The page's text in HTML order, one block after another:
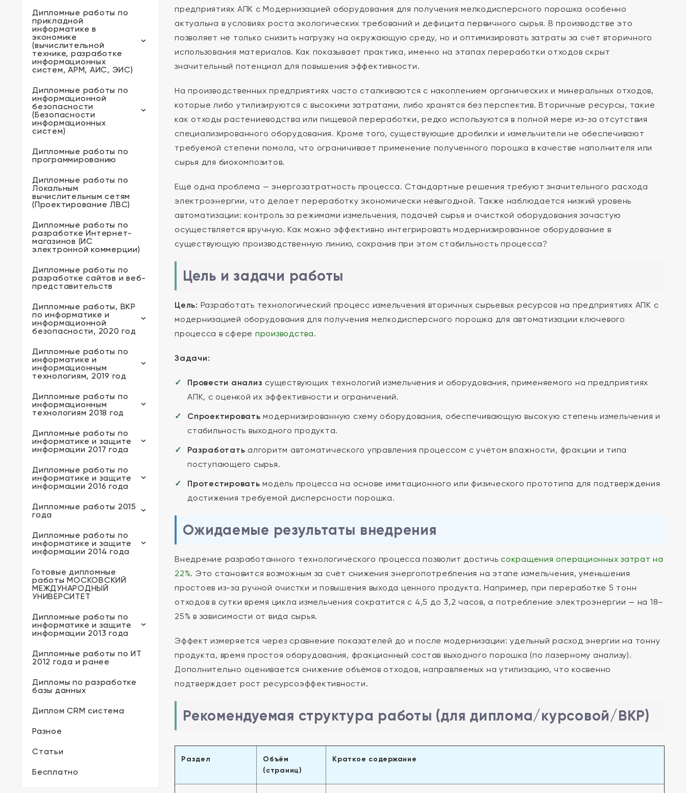
Дипломные работы по
прикладной
информатике в
экономике
(вычислительной
технике, разработке
информационных
систем, АРМ, АИС, ЭИС)
Дипломные работы по
информационной
безопасности
(Безопасности
информационных
систем)
Дипломные работы по
программированию
Дипломные работы по
Локальным
вычислительным сетям
(Проектирование ЛВС)
Дипломные работы по
разработке Интернет-
магазинов (ИС
электронной коммерции)
Дипломные работы по
разработке сайтов и веб-
представительств
Дипломные работы, ВКР
по информатике и
информационной
безопасности, 2020 год
Дипломные работы по
информатике и
информационным
технологиям, 2019 год
Дипломные работы по
информационным
технологиям 2018 год
Дипломные работы по
информатике и защите
информации 2017 года
Дипломные работы по
информатике и защите
информации 2016 года
Дипломные работы 2015
года
Дипломные работы по
информатике и защите
информации 2014 года
Готовые дипломные
работы МОСКОВСКИЙ
МЕЖДУНАРОДНЫЙ
УНИВЕРСИТЕТ
Дипломные работы по
информатике и защите
информации 2013 года
Дипломные работы по ИТ
2012 года и ранее
Дипломы по разработке
базы данных
Диплом CRM система
Разное
Статьи
Бесплатно
предприятиях АПК с Модернизацией оборудования для получения мелкодисперсного порошка особенно
актуальна в условиях роста экологических требований и дефицита первичного сырья. В производстве это
позволяет не только снизить нагрузку на окружающую среду, но и оптимизировать затраты за счёт вторичного
использования материалов. Как показывает практика, именно на этапах переработки отходов скрыт
значительный потенциал для повышения эффективности.
На производственных предприятиях часто сталкиваются с накоплением органических и минеральных отходов,
которые либо утилизируются с высокими затратами, либо хранятся без перспектив. Вторичные ресурсы, такие
как отходы растениеводства или пищевой переработки, редко используются в полной мере из-за отсутствия
специализированного оборудования. Кроме того, существующие дробилки и измельчители не обеспечивают
требуемой степени помола, что ограничивает применение полученного порошка в качестве наполнителя или
сырья для биокомпозитов.
Ещё одна проблема — энергозатратность процесса. Стандартные решения требуют значительного расхода
электроэнергии, что делает переработку экономически невыгодной. Также наблюдается низкий уровень
автоматизации: контроль за режимами измельчения, подачей сырья и очисткой оборудования зачастую
осуществляется вручную. Как можно эффективно интегрировать модернизированное оборудование в
существующую производственную линию, сохранив при этом стабильность процесса?
Цель и задачи работы
Цель: Разработать технологический процесс измельчения вторичных сырьевых ресурсов на предприятиях АПК с
модернизацией оборудования для получения мелкодисперсного порошка для автоматизации ключевого
процесса в сфере производства.
Задачи:
Провести анализ существующих технологий измельчения и оборудования, применяемого на предприятиях
АПК, с оценкой их эффективности и ограничений.
Спроектировать модернизированную схему оборудования, обеспечивающую высокую степень измельчения и
стабильность выходного продукта.
Разработать алгоритм автоматического управления процессом с учётом влажности, фракции и типа
поступающего сырья.
Протестировать модель процесса на основе имитационного или физического прототипа для подтверждения
достижения требуемой дисперсности порошка.
Ожидаемые результаты внедрения
Внедрение разработанного технологического процесса позволит достичь сокращения операционных затрат на
22%. Это становится возможным за счёт снижения энергопотребления на этапе измельчения, уменьшения
простоев из-за ручной очистки и повышения выхода ценного продукта. Например, при переработке 5 тонн
отходов в сутки время цикла измельчения сократится с 4,5 до 3,2 часов, а потребление электроэнергии — на 18–
25% в зависимости от вида сырья.
Эффект измеряется через сравнение показателей до и после модернизации: удельный расход энергии на тонну
продукта, время простоя оборудования, фракционный состав выходного порошка (по лазерному анализу).
Дополнительно оценивается снижение объёмов отходов, направляемых на утилизацию, что косвенно
подтверждает рост ресурсоэффективности.
Рекомендуемая структура работы (для диплома/курсовой/ВКР)
Раздел
Объём
(страниц)
Краткое содержание